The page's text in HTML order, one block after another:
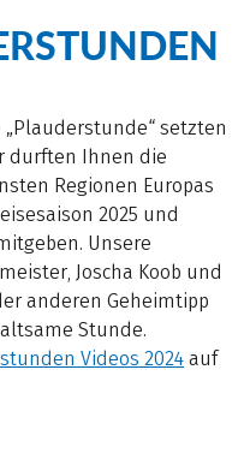
setzten
durften Ihnen die
Regionen Europas
2025 und
Unsere
Joscha Koob und
anderen Geheimtipp
Stunde.
Videos 2024 auf